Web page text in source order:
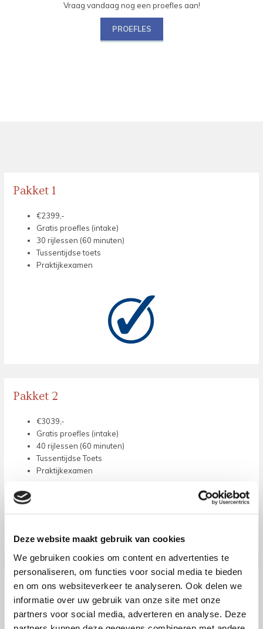
Deze website maakt gebruik van cookies
We gebruiken cookies om content en advertenties te
personaliseren, om functies voor social media te bieden
en om ons websiteverkeer te analyseren. Ook delen we
informatie over uw gebruik van onze site met onze
partners voor social media, adverteren en analyse. Deze
Vraag vandaag nog een proefles aan!
PROEFLES
Pakket 1
€2399,-
Gratis proefles (intake)
30 rijlessen (60 minuten)
Tussentijdse toets
Praktijkexamen
Pakket 2
€3039,-
Gratis proefles (intake)
40 rijlessen (60 minuten)
Tussentijdse Toets
Praktijkexamen
Pakket 3
€2169,-
Gratis proefles (intake)